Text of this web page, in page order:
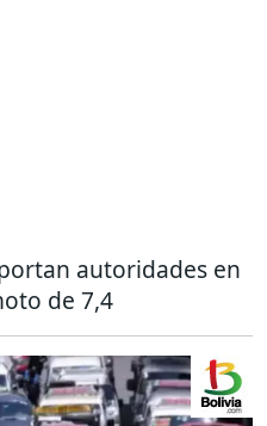
autoridades en
de 7,4